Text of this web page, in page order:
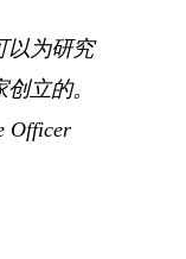
以为研究
立的。
Officer